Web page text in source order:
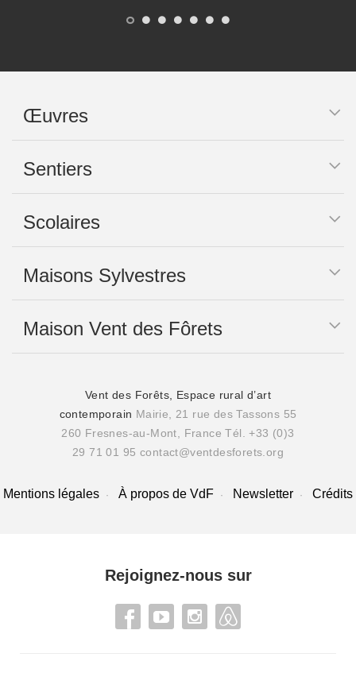
Œuvres
Sentiers
Scolaires
Maisons Sylvestres
Maison Vent des Fôrets
Vent des Forêts, Espace rural d’art
contemporain Mairie, 21 rue des Tassons 55
260 Fresnes-au-Mont, France Tél. +33 (0)3
29 71 01 95 contact@ventdesforets.org
Mentions légales À propos de VdF Newsletter Crédits
Rejoignez-nous sur